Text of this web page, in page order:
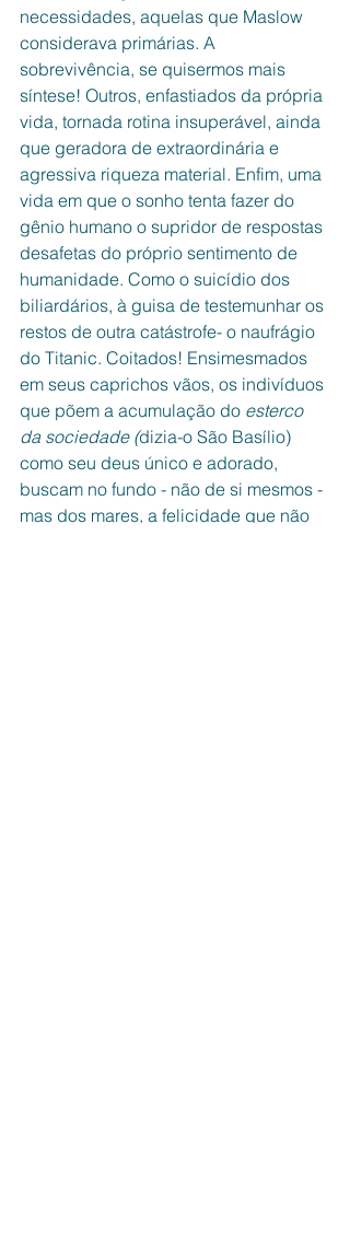
necessidades, aquelas que Maslow
considerava primárias. A
sobrevivência, se quisermos mais
síntese! Outros, enfastiados da própria
vida, tornada rotina insuperável, ainda
que geradora de extraordinária e
agressiva riqueza material. Enfim, uma
vida em que o sonho tenta fazer do
gênio humano o supridor de respostas
desafetas do próprio sentimento de
humanidade. Como o suicídio dos
biliardários, à guisa de testemunhar os
restos de outra catástrofe- o naufrágio
do Titanic. Coitados! Ensimesmados
em seus caprichos vãos, os indivíduos
que põem a acumulação do esterco
da sociedade (dizia-o São Basílio)
como seu deus único e adorado,
buscam no fundo - não de si mesmos -
mas dos mares, a felicidade que não